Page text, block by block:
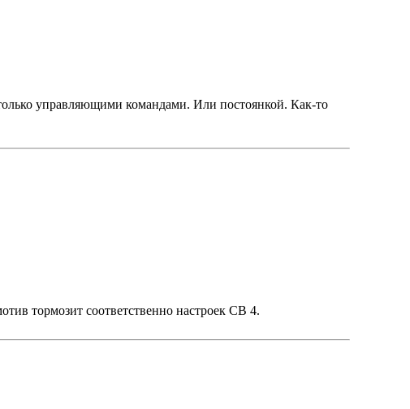
управляющими командами. Или постоянкой. Как-то
тормозит соответственно настроек СВ 4.